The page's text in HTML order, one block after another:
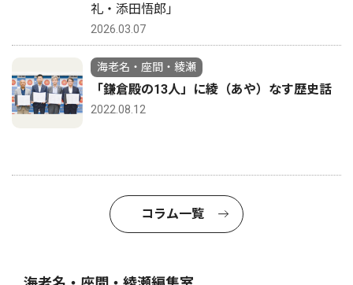
礼・添田悟郎」
2026.03.07
海老名・座間・綾瀬
「鎌倉殿の13人」に綾（あや）なす歴史話
2022.08.12
コラム一覧